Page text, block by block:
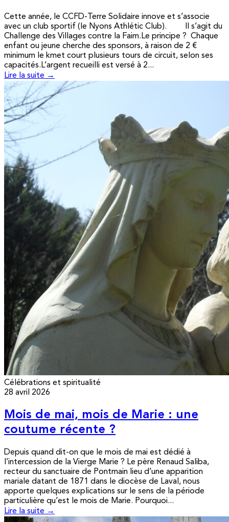
Cette année, le CCFD-Terre Solidaire innove et s’associe
avec un club sportif (le Nyons Athlétic Club). Il s’agit du
Challenge des Villages contre la Faim.Le principe ? Chaque
enfant ou jeune cherche des sponsors, à raison de 2 €
minimum le kmet court plusieurs tours de circuit, selon ses
capacités.L’argent recueilli est versé à 2...
Lire la suite →
Célébrations et spiritualité
28 avril 2026
Mois de mai, mois de Marie : une
coutume récente ?
Depuis quand dit-on que le mois de mai est dédié à
l’intercession de la Vierge Marie ? Le père Renaud Saliba,
recteur du sanctuaire de Pontmain lieu d’une apparition
mariale datant de 1871 dans le diocèse de Laval, nous
apporte quelques explications sur le sens de la période
particulière qu’est le mois de Marie. Pourquoi...
Lire la suite →